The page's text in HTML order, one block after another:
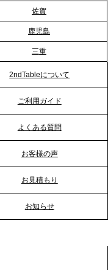
理チョコ」で悩
タリングで“福利
提案
「恵方
た
社内コミュニケ
佐賀
鹿児島
三重
2ndTableについて
ご利用ガイド
よくある質問
お客様の声
お見積もり
お知らせ